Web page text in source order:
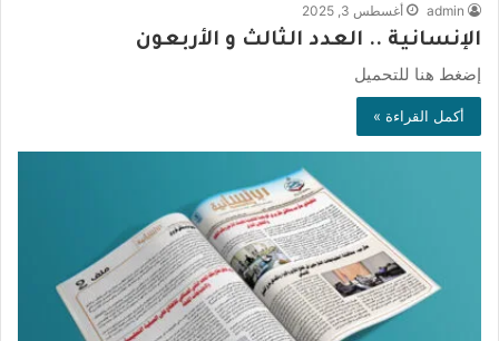
admin أغسطس 3, 2025
الإنسانية .. العدد الثالث و الأربعون
إضغط هنا للتحميل
أكمل القراءة »